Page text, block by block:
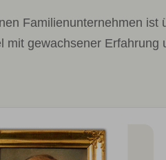
Familienunternehmen ist
mit gewachsener